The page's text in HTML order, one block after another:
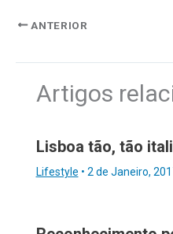
ANTERIOR
Artigos
Lisboa tão, tão
Lifestyle • 2 de Janeiro,